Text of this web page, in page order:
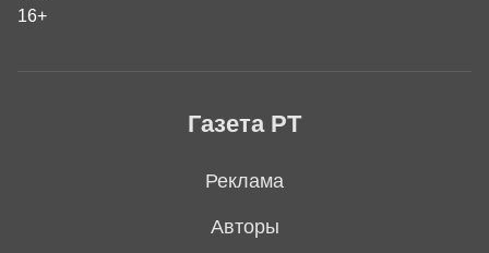
Газета РТ
Реклама
Авторы
16+